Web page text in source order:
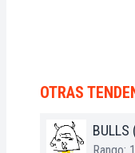
OTRAS
BULLS